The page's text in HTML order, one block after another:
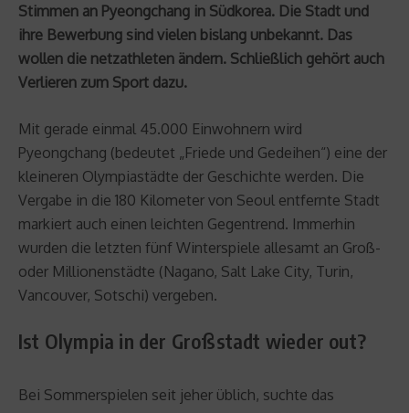
Stimmen an Pyeongchang in Südkorea. Die Stadt und
ihre Bewerbung sind vielen bislang unbekannt. Das
wollen die netzathleten ändern. Schließlich gehört auch
Verlieren zum Sport dazu.
Mit gerade einmal 45.000 Einwohnern wird
Pyeongchang (bedeutet „Friede und Gedeihen“) eine der
kleineren Olympiastädte der Geschichte werden. Die
Vergabe in die 180 Kilometer von Seoul entfernte Stadt
markiert auch einen leichten Gegentrend. Immerhin
wurden die letzten fünf Winterspiele allesamt an Groß-
oder Millionenstädte (Nagano, Salt Lake City, Turin,
Vancouver, Sotschi) vergeben.
Ist Olympia in der Großstadt wieder out?
Bei Sommerspielen seit jeher üblich, suchte das